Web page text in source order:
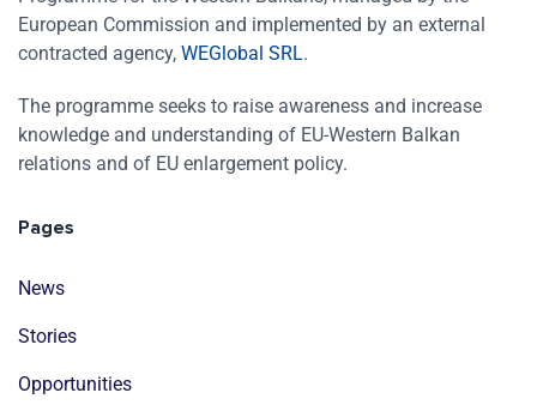
European Commission and implemented by an external
contracted agency, WEGlobal SRL.
The programme seeks to raise awareness and increase
knowledge and understanding of EU-Western Balkan
relations and of EU enlargement policy.
Pages
News
Stories
Opportunities